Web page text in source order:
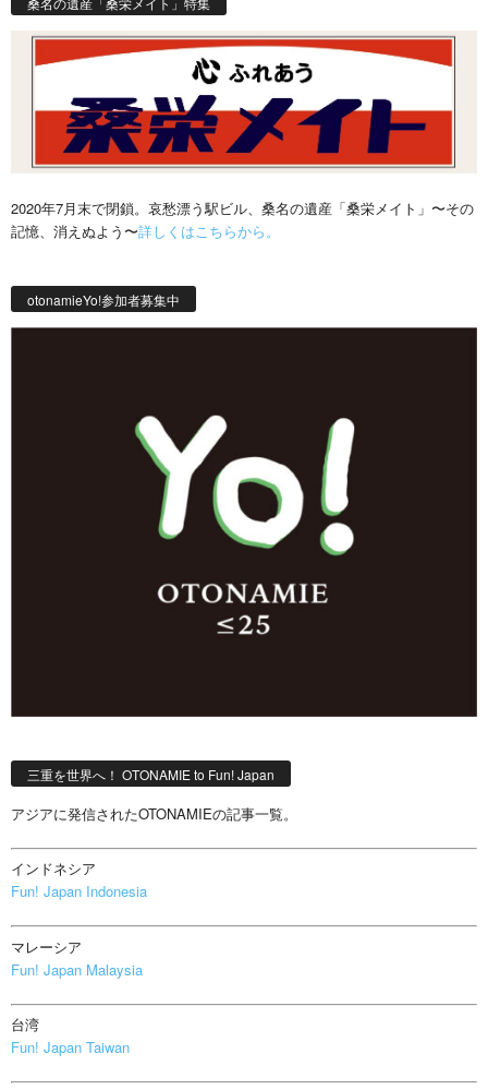
2020年7月末で閉鎖。哀愁漂う駅ビル、桑名の遺産「桑栄メイト」〜その
記憶、消えぬよう〜詳しくはこちらから。
otonamieYo!参加者募集中
三重を世界へ！ OTONAMIE to Fun! Japan
アジアに発信されたOTONAMIEの記事一覧。
インドネシア
Fun! Japan Indonesia
マレーシア
Fun! Japan Malaysia
台湾
Fun! Japan Taiwan